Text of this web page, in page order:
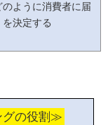
のように消費者に届
を決定する
グの役割≫